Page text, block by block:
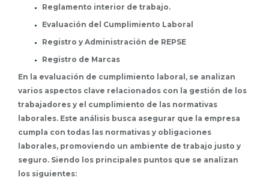
Reglamento interior de trabajo.
Evaluación del Cumplimiento Laboral
Registro y Administración de REPSE
Registro de Marcas
En la evaluación de cumplimiento laboral, se analizan
varios aspectos clave relacionados con la gestión de los
trabajadores y el cumplimiento de las normativas
laborales. Este análisis busca asegurar que la empresa
cumpla con todas las normativas y obligaciones
laborales, promoviendo un ambiente de trabajo justo y
seguro. Siendo los principales puntos que se analizan
los siguientes: